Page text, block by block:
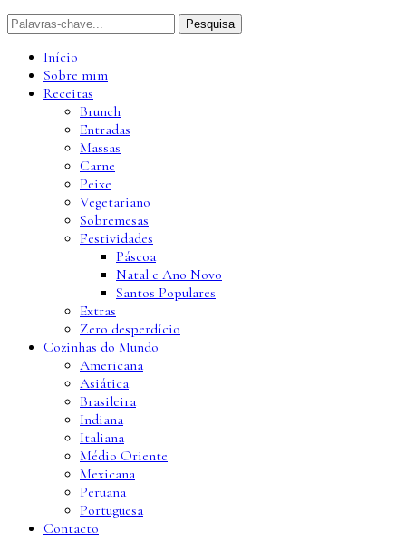
Início
Sobre mim
Receitas
Brunch
Entradas
Massas
Carne
Peixe
Vegetariano
Sobremesas
Festividades
Páscoa
Natal e Ano Novo
Santos Populares
Extras
Zero desperdício
Cozinhas do Mundo
Americana
Asiática
Brasileira
Indiana
Italiana
Médio Oriente
Mexicana
Peruana
Portuguesa
Contacto